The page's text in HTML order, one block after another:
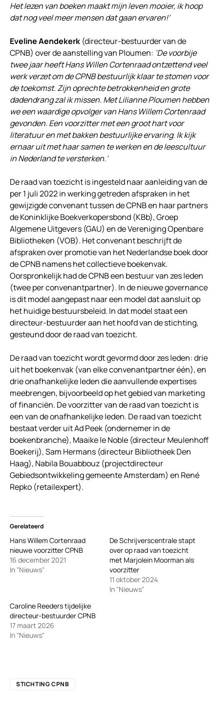
Het lezen van boeken maakt mijn leven mooier, ik hoop
dat nog veel meer mensen dat gaan ervaren!’
Eveline Aendekerk (directeur-bestuurder van de
CPNB) over de aanstelling van Ploumen: ‘De voorbije
twee jaar heeft Hans Willen Cortenraad ontzettend veel
werk verzet om de CPNB bestuurlijk klaar te stomen voor
de toekomst. Zijn oprechte betrokkenheid en grote
dadendrang zal ik missen. Met Lilianne Ploumen hebben
we een waardige opvolger van Hans Willem Cortenraad
gevonden. Een voorzitter met een groot hart voor
literatuur en met bakken bestuurlijke ervaring. Ik kijk
ernaar uit met haar samen te werken en de leescultuur
in Nederland te versterken.’
De raad van toezicht is ingesteld naar aanleiding van de
per 1 juli 2022 in werking getreden afspraken in het
gewijzigde convenant tussen de CPNB en haar partners
de Koninklijke Boekverkopersbond (KBb), Groep
Algemene Uitgevers (GAU) en de Vereniging Openbare
Bibliotheken (VOB). Het convenant beschrijft de
afspraken over promotie van het Nederlandse boek door
de CPNB namens het collectieve boekenvak.
Oorspronkelijk had de CPNB een bestuur van zes leden
(twee per convenantpartner). In de nieuwe governance
is dit model aangepast naar een model dat aansluit op
het huidige bestuursbeleid. In dat model staat een
directeur-bestuurder aan het hoofd van de stichting,
gesteund door de raad van toezicht.
De raad van toezicht wordt gevormd door zes leden: drie
uit het boekenvak (van elke convenantpartner één), en
drie onafhankelijke leden die aanvullende expertises
meebrengen, bijvoorbeeld op het gebied van marketing
of financiën. De voorzitter van de raad van toezicht is
een van de onafhankelijke leden. De raad van toezicht
bestaat verder uit Ad Peek (ondernemer in de
boekenbranche), Maaike le Noble (directeur Meulenhoff
Boekerij), Sam Hermans (directeur Bibliotheek Den
Haag), Nabila Bouabbouz (projectdirecteur
Gebiedsontwikkeling gemeente Amsterdam) en René
Repko (retailexpert).
Gerelateerd
Hans Willem Cortenraad
nieuwe voorzitter CPNB
16 december 2021
In "Nieuws"
De Schrijverscentrale stapt
over op raad van toezicht
met Marjolein Moorman als
voorzitter
11 oktober 2024
In "Nieuws"
Caroline Reeders tijdelijke
directeur-bestuurder CPNB
17 maart 2026
In "Nieuws"
STICHTING CPNB